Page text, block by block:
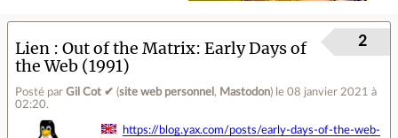
Lien
Out of the Matrix: Early Days of
the Web (1991)
Posté par Gil Cot ✔ (site web personnel , Mastodon) le 08 janvier 2021 à
02:20.
2
https://blog.yax.com/posts/early-days-of-the-web-